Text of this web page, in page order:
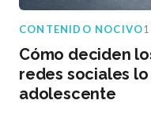
CONTENIDO NOCIVO
Cómo deciden
redes sociales
adolescente